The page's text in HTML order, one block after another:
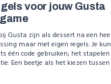
voor jouw Gusta
Gusta zijn als dessert na een
maar met eigen regels. Je
één code gebruiken; het
Een beetje als het kiezen